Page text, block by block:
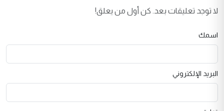
لا توجد تعليقات بعد. كن أول من يعلق!
اسمك
البريد الإلكتروني